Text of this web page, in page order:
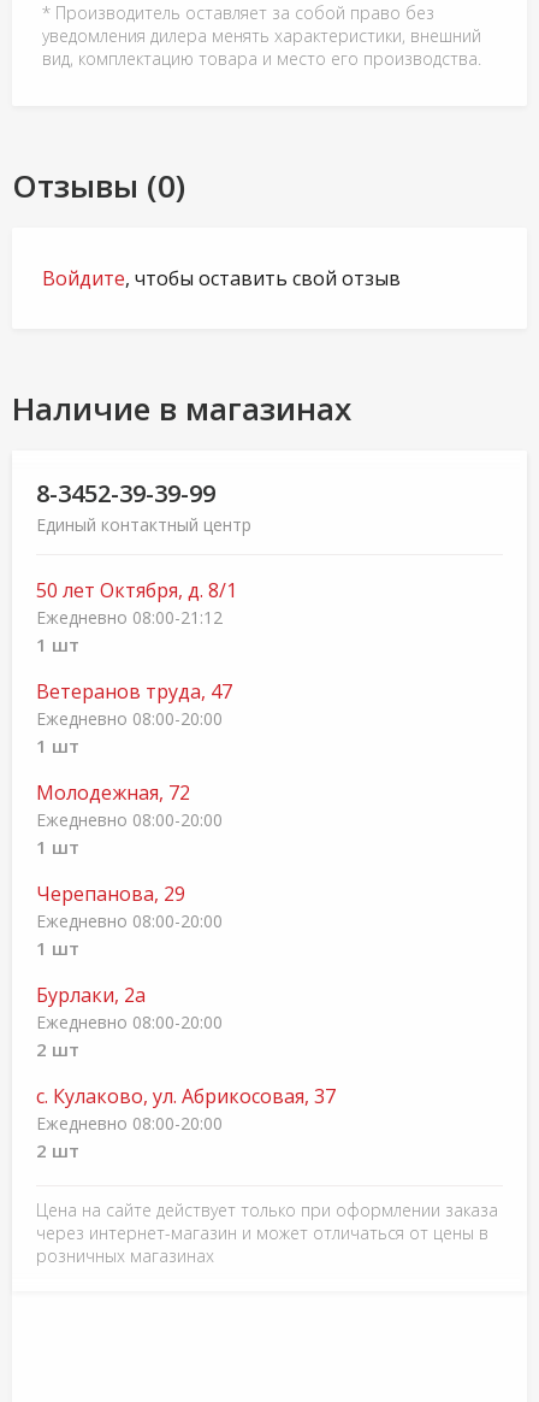
* Производитель оставляет за собой право без
уведомления дилера менять характеристики, внешний
вид, комплектацию товара и место его производства.
Отзывы (0)
Войдите, чтобы оставить свой отзыв
Наличие в магазинах
8-3452-39-39-99
Единый контактный центр
50 лет Октября, д. 8/1
Ежедневно 08:00-21:12
1 шт
Ветеранов труда, 47
Ежедневно 08:00-20:00
1 шт
Молодежная, 72
Ежедневно 08:00-20:00
1 шт
Черепанова, 29
Ежедневно 08:00-20:00
1 шт
Бурлаки, 2а
Ежедневно 08:00-20:00
2 шт
с. Кулаково, ул. Абрикосовая, 37
Ежедневно 08:00-20:00
2 шт
Цена на сайте действует только при оформлении заказа
через интернет-магазин и может отличаться от цены в
розничных магазинах